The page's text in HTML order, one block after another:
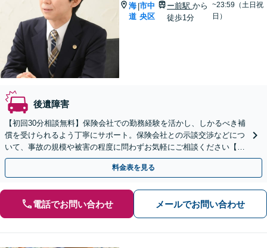
海
道
|市中
央区
ー前駅から
徒歩1分
~23:59（土日祝
日）
後遺障害
【初回30分相談無料】保険会社での勤務経験を活かし、しかるべき補
償を受けられるよう丁寧にサポート。保険会社との示談交渉などにつ
いて、事故の規模や被害の程度に問わずお気軽にご相談ください【電
話相談OK】【バスセンター前駅徒歩1分】
料金表を見る
電話でお問い合わせ メールでお問い合わせ